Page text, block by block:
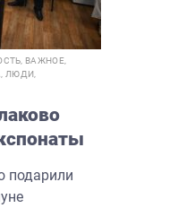
ВАЖНОЕ,
ЛЮДИ
подарили